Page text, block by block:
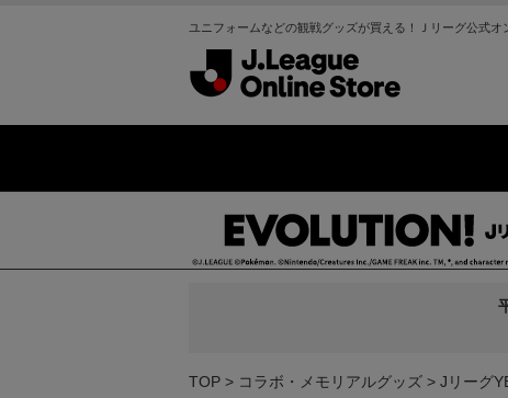
ユニフォームなどの観戦グッズが買える！Ｊリーグ公式オ
TOP コラボ・メモリアルグッズ Jリーグ